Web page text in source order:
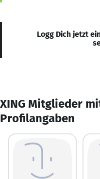
Logg Dich jetzt
XING Mitglieder
Profilangaben